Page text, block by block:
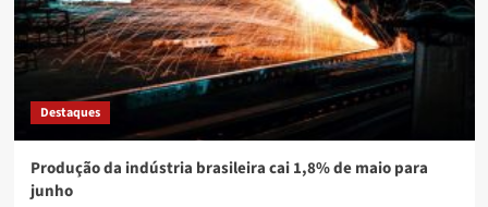
Destaques
Produção da indústria brasileira cai 1,8% de maio para
junho